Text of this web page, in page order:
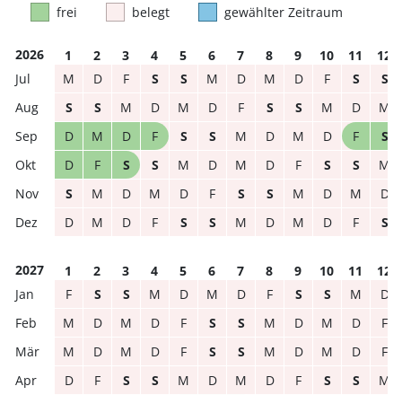
frei belegt gewählter Zeitraum
2026 1 2 3 4 5 6 7 8 9 10 11
12
M
D F S S M D M D F S
S
S
S M D M D F S S M D
M
D
M D F S S M D M D F
S
D
F S S M D M D F S S
M
S
M D M D F S S M D M
D
D
M D F S S M D M D F S
2027 1 2 3 4 5 6 7 8 9 10 11
12
F
S S M D M D F S S M
D
M
D M D F S S M D M D
F
M
D M D F S S M D M D
F
D
F S S M D M D F S S
M